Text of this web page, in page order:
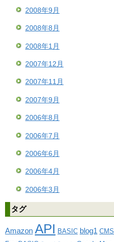
2008年9月
2008年8月
2008年1月
2007年12月
2007年11月
2007年9月
2006年8月
2006年7月
2006年6月
2006年4月
2006年3月
タグ
Amazon API BASIC blog1 CMS